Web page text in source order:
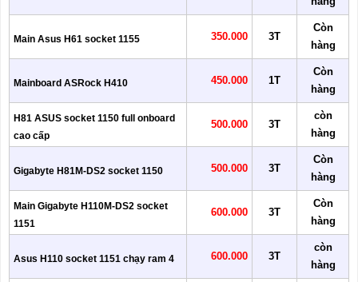
Main Asus H61 socket 1155 350.000 3T
Còn
hàng
Mainboard ASRock H410 450.000 1T
Còn
hàng
H81 ASUS socket 1150 full onboard
cao cấp
500.000 3T
còn
hàng
Gigabyte H81M-DS2 socket 1150 500.000 3T
Còn
hàng
Main Gigabyte H110M-DS2 socket
1151
600.000 3T
Còn
hàng
Asus H110 socket 1151 chạy ram 4 600.000 3T
còn
hàng